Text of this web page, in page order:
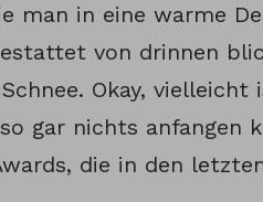
man in eine warme
von drinnen
Okay,
gar nichts anfangen
die in den